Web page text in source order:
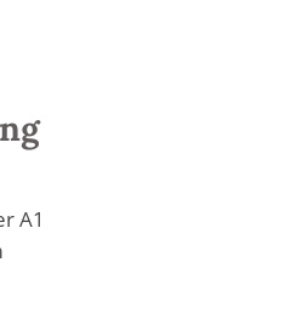
A1